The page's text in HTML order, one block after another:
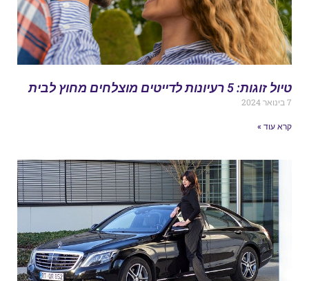
זוגות: 5 רעיונות לדייטים מוצלחים מחוץ לבית
עוד »